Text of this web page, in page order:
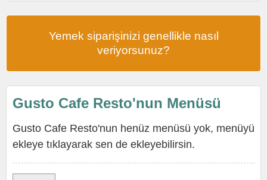
Yemek siparişinizi genellikle nasıl
veriyorsunuz?
Gusto Cafe Resto'nun Menüsü
Gusto Cafe Resto'nun henüz menüsü yok, menüyü
ekleye tıklayarak sen de ekleyebilirsin.